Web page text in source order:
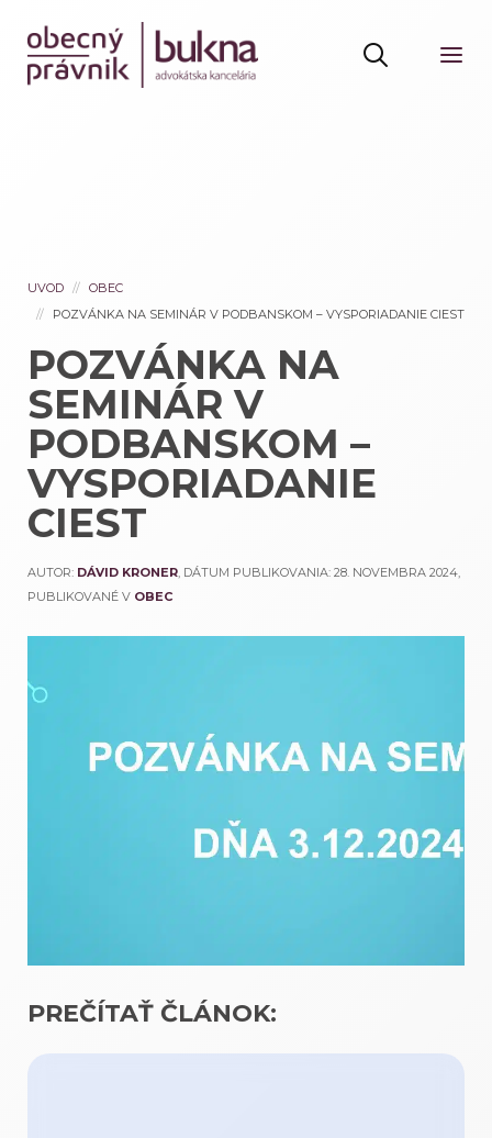
UVOD
OBEC
POZVÁNKA NA SEMINÁR V PODBANSKOM – VYSPORIADANIE CIEST
POZVÁNKA NA
SEMINÁR V
PODBANSKOM –
VYSPORIADANIE
CIEST
AUTOR: DÁVID KRONER, DÁTUM PUBLIKOVANIA: 28. NOVEMBRA 2024,
PUBLIKOVANÉ V OBEC
PREČÍTAŤ ČLÁNOK: